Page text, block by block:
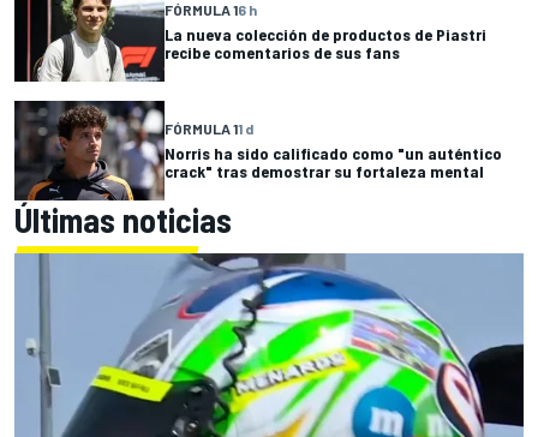
FÓRMULA 16 h
La nueva colección de productos de Piastri
recibe comentarios de sus fans
FÓRMULA 11 d
Norris ha sido calificado como "un auténtico
crack" tras demostrar su fortaleza mental
Últimas noticias